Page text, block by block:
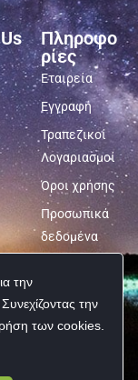
την
την
των cookies.
Πληροφο
ρίες
Εταιρεία
Εγγραφή
Τραπεζικοί
Λογαριασμοί
Όροι χρήσης
Προσωπικά
δεδομένα